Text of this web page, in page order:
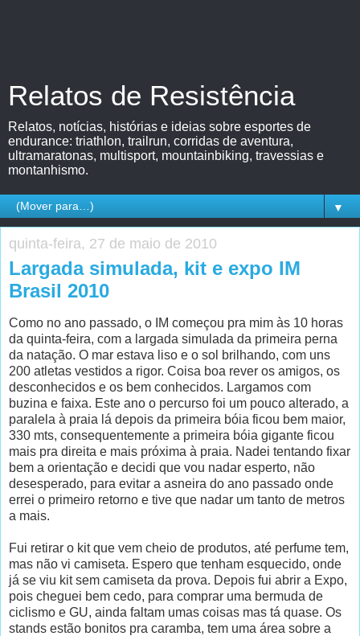
Relatos de Resistência
Relatos, notícias, histórias e ideias sobre esportes de
endurance: triathlon, trailrun, corridas de aventura,
ultramaratonas, multisport, mountainbiking, travessias e
montanhismo.
▼
quinta-feira, 27 de maio de 2010
Largada simulada, kit e expo IM
Brasil 2010
Como no ano passado, o IM começou pra mim às 10 horas
da quinta-feira, com a largada simulada da primeira perna
da natação. O mar estava liso e o sol brilhando, com uns
200 atletas vestidos a rigor. Coisa boa rever os amigos, os
desconhecidos e os bem conhecidos. Largamos com
buzina e faixa. Este ano o percurso foi um pouco alterado, a
paralela à praia lá depois da primeira bóia ficou bem maior,
330 mts, consequentemente a primeira bóia gigante ficou
mais pra direita e mais próxima à praia. Nadei tentando fixar
bem a orientação e decidi que vou nadar esperto, não
desesperado, para evitar a asneira do ano passado onde
errei o primeiro retorno e tive que nadar um tanto de metros
a mais.
Fui retirar o kit que vem cheio de produtos, até perfume tem,
mas não vi camiseta. Espero que tenham esquecido, onde
já se viu kit sem camiseta da prova. Depois fui abrir a Expo,
pois cheguei bem cedo, para comprar uma bermuda de
ciclismo e GU, ainda faltam umas coisas mas tá quase. Os
stands estão bonitos pra caramba, tem uma área sobre a